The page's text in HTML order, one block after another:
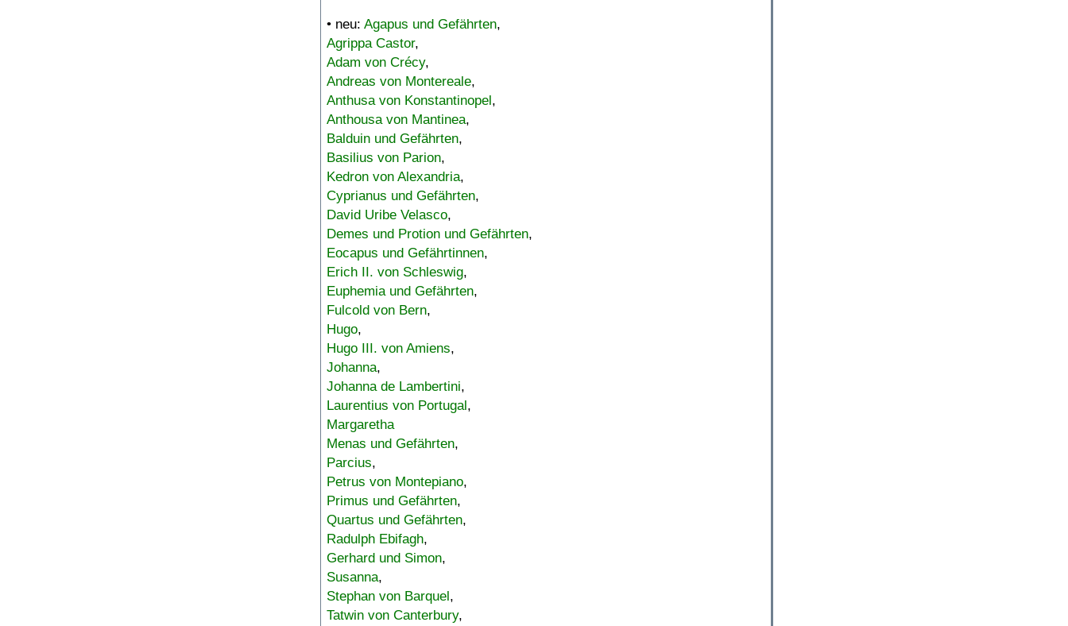
• neu: Agapus und Gefährten,
Agrippa Castor,
Adam von Crécy,
Andreas von Montereale,
Anthusa von Konstantinopel,
Anthousa von Mantinea,
Balduin und Gefährten,
Basilius von Parion,
Kedron von Alexandria,
Cyprianus und Gefährten,
David Uribe Velasco,
Demes und Protion und Gefährten,
Eocapus und Gefährtinnen,
Erich II. von Schleswig,
Euphemia und Gefährten,
Fulcold von Bern,
Hugo,
Hugo III. von Amiens,
Johanna,
Johanna de Lambertini,
Laurentius von Portugal,
Margaretha
Menas und Gefährten,
Parcius,
Petrus von Montepiano,
Primus und Gefährten,
Quartus und Gefährten,
Radulph Ebifagh,
Gerhard und Simon,
Susanna,
Stephan von Barquel,
Tatwin von Canterbury,